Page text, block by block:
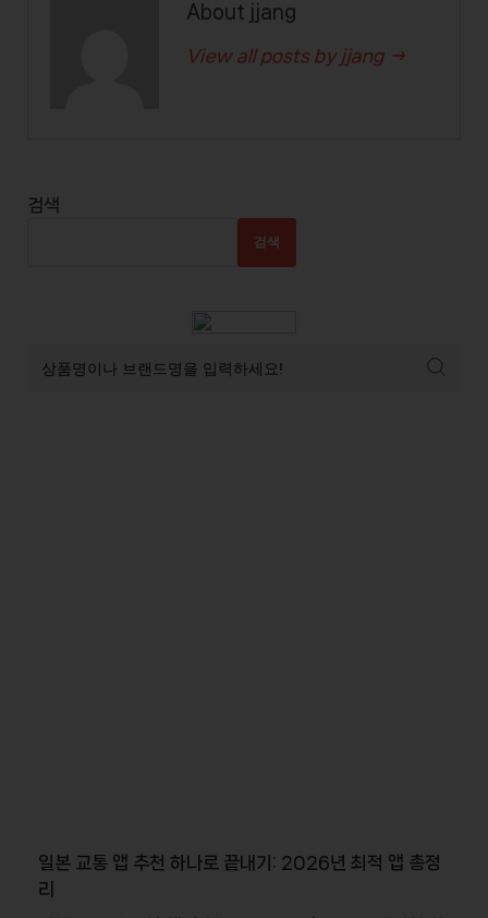
About jjang
View all posts by jjang →
검색
검색
일본 교통 앱 추천 하나로 끝내기: 2026년 최적 앱 총정
리